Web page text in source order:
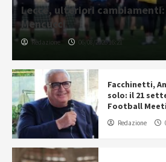
Lecce, ulteriori
Mencucci
Redazione 06/08/2026 16:21
Facchinetti,
solo: il 21
Football
Redazione